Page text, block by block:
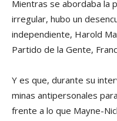
Mientras se abordaba la
irregular, hubo un
independiente, Harold
Partido de la Gente,
Y es que, durante su
minas antipersonales
frente a lo que Mayne-